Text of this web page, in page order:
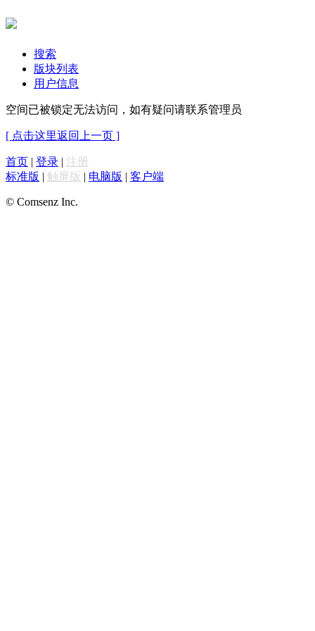
搜索
版块列表
用户信息
空间已被锁定无法访问，如有疑问请联系管理员
[ 点击这里返回上一页 ]
首页 | 登录 | 注册
标准版 | 触屏版 | 电脑版 | 客户端
© Comsenz Inc.